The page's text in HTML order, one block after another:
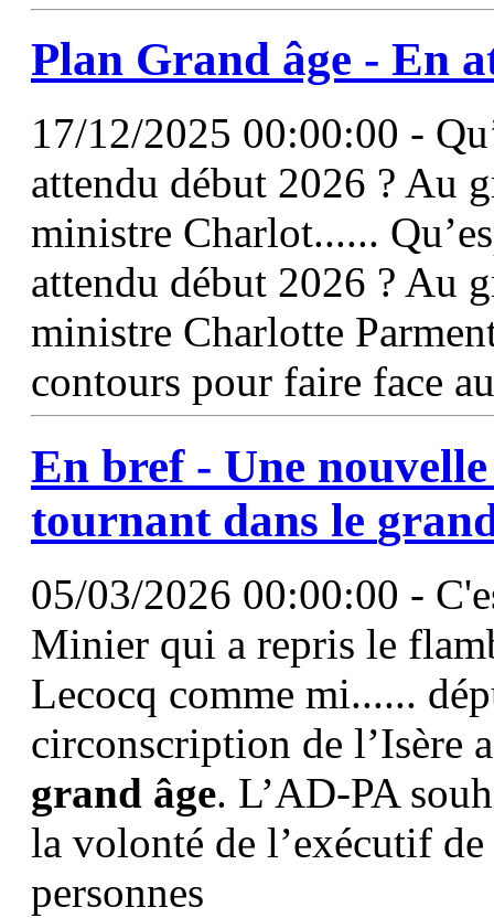
Plan Grand âge - En
17/12/2025 00:00:00 -
attendu début 2026 ? Au
ministre Charlot......
attendu début 2026 ? Au
ministre Charlotte
contours pour faire face
En bref - Une
tournant dans le
05/03/2026 00:00:00 -
Minier qui a repris le
Lecocq comme mi......
circonscription de l’Isère
grand âge. L’AD-PA
la volonté de l’exécutif
personnes